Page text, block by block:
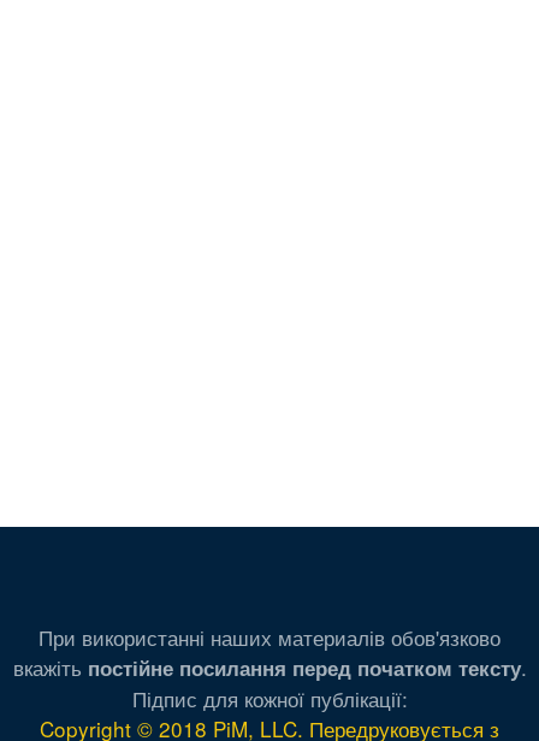
При використанні наших материалів обов'язково
вкажіть постійне посилання перед початком тексту.
Підпис для кожної публікації:
Copyright © 2018 PiM, LLC. Передруковується з